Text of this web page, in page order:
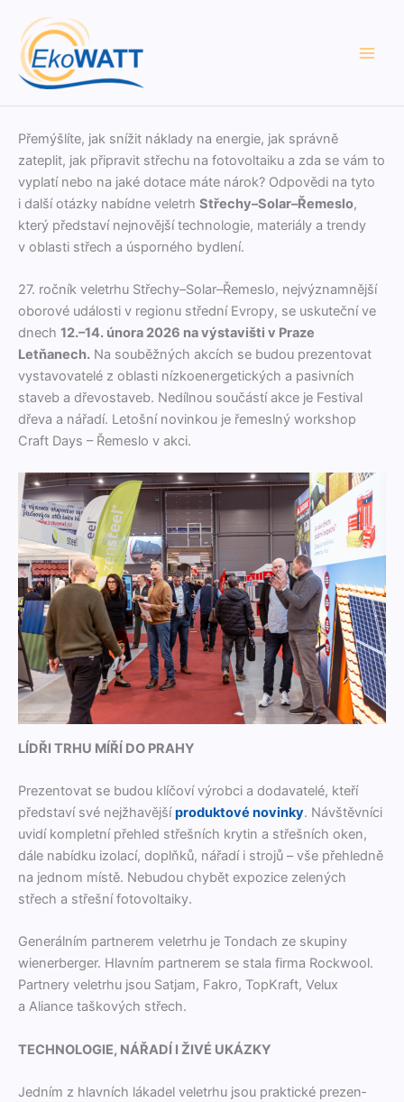
obsah
Přemýšlíte, jak snížit nák­la­dy na energie, jak správně
zateplit, jak připrav­it střechu na foto­voltaiku a zda se vám to
vyplatí nebo na jaké dotace máte nárok? Odpově­di na tyto
i další otázky nabídne veletrh Střechy–Solar–Řemeslo,
který před­staví nejnovější tech­nolo­gie, mater­iá­ly a trendy
v oblasti střech a úsporného bydlení.
27. ročník veletrhu Střechy–Solar–Řemeslo, nejvýz­nam­nější
oborové události v regionu střed­ní Evropy, se uskuteční ve
dnech 12.–14. úno­ra 2026 na výs­tavišti v Praze
Letňanech. Na souběžných akcích se budou prezen­to­vat
vys­tavo­vatelé z oblasti nízkoen­er­get­ick­ých a pasivních
staveb a dřevostaveb. Nedíl­nou součástí akce je Fes­ti­val
dře­va a nářadí. Letošní novink­ou je řemeslný work­shop
Craft Days – Řemes­lo v akci.
LÍDŘI TRHU MÍŘÍ DO PRAHY
Prezen­to­vat se budou klíčoví výrob­ci a doda­vatelé, kteří
před­staví své nejžhavějšípro­duk­tové novinky. Návštěvní­ci
uvidí kom­plet­ní přehled střešních kry­tin a střešních oken,
dále nabíd­ku izo­lací, doplňků, nářadí i stro­jů – vše přehled­ně
na jed­nom místě. Neb­u­dou chy­bět expoz­ice zelených
střech a střešní fotovoltaiky.
Gen­erál­ním part­nerem veletrhu je Ton­dach ze skupiny
wiener­berg­er. Hlavním part­nerem se sta­la fir­ma Rock­wool.
Part­nery veletrhu jsou Sat­jam, Fakro, Top­Kraft, Velux
a Aliance taškových střech.
TECHNOLOGIE, NÁŘADÍ I ŽIVÉ UKÁZKY
Jed­ním z hlavních lákadel veletrhu jsou prak­tické prezen­